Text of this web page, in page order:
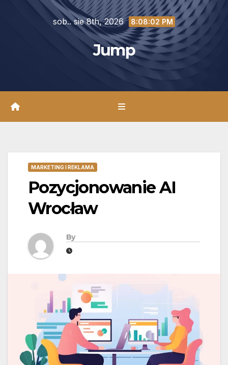
sob.. sie 8th, 2026 8:08:03 PM
Jump
MARKETING I REKLAMA
Pozycjonowanie AI
Wrocław
By